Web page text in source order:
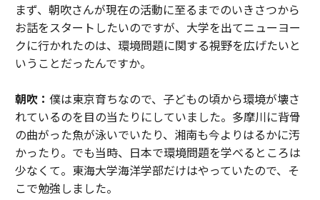
まず、朝吹さんが現在の活動に至るまでのいきさつから
お話をスタートしたいのですが、大学を出てニューヨー
クに行かれたのは、環境問題に関する視野を広げたいと
いうことだったんですか。
朝吹： 僕は東京育ちなので、子どもの頃から環境が壊さ
れているのを目の当たりにしていました。多摩川に背骨
の曲がった魚が泳いでいたり、湘南も今よりはるかに汚
かったり。でも当時、日本で環境問題を学べるところは
少なくて。東海大学海洋学部だけはやっていたので、そ
こで勉強しました。